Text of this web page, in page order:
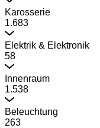
Karosserie
1.683
Elektrik & Elektronik
58
Innenraum
1.538
Beleuchtung
263